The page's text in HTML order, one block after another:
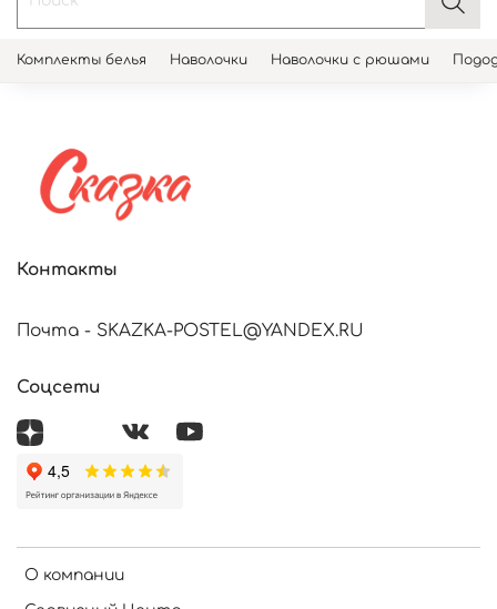
Комплекты белья Наволочки Наволочки с рюшами
О компании
Контакты
Почта - SKAZKA-POSTEL@YANDEX.RU
Соцсети